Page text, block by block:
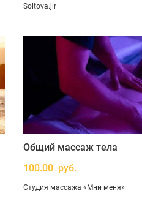
Soltova.jlr
Общий массаж тела
100.00 руб.
Студия массажа «Мни меня»